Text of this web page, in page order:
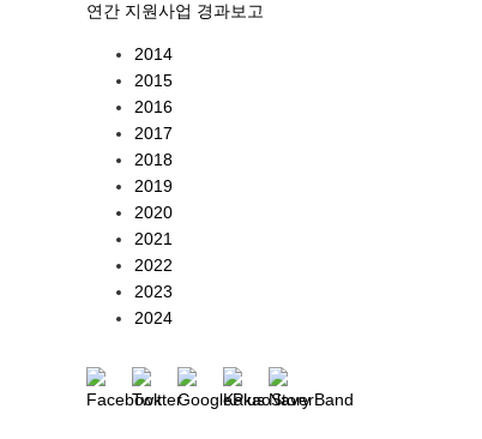
연간 지원사업 경과보고
2014
2015
2016
2017
2018
2019
2020
2021
2022
2023
2024